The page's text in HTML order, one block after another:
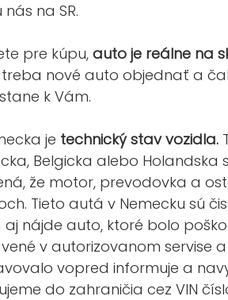
na SR.
pre kúpu, auto je reálne na
nové auto objednať a
k Vám.
je technický stav vozidla.
Belgicka alebo Holandska
že motor, prevodovka a
Tieto autá v Nemecku sú
nájde auto, ktoré bolo
v autorizovanom servise
vopred informuje a
do zahraničia cez VIN